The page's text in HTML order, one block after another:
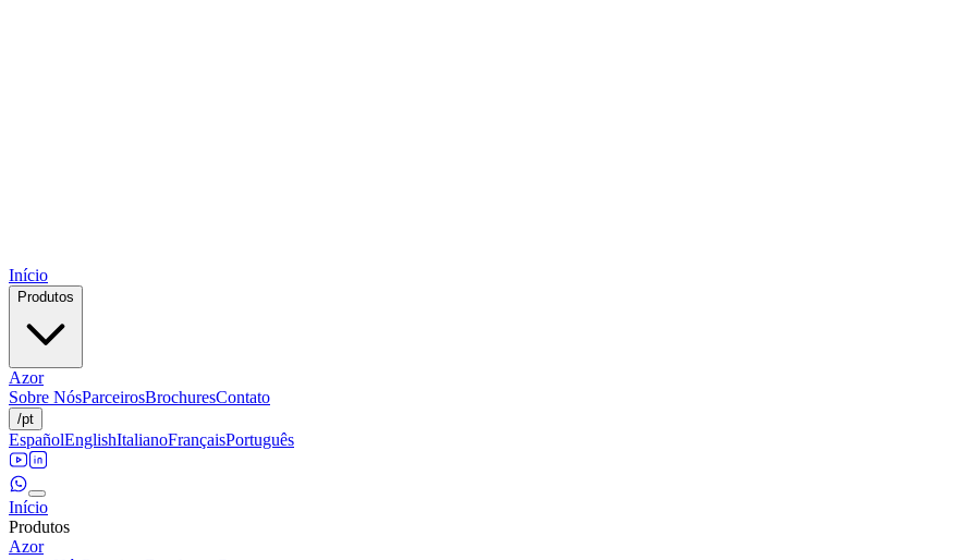
Início
Produtos
Azor
Sobre NósParceirosBrochuresContato
/pt
EspañolEnglishItalianoFrançaisPortuguês
Início
Produtos
Azor